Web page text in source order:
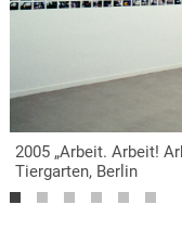
2005 „Arbeit. Arbeit!
Tiergarten, Berlin